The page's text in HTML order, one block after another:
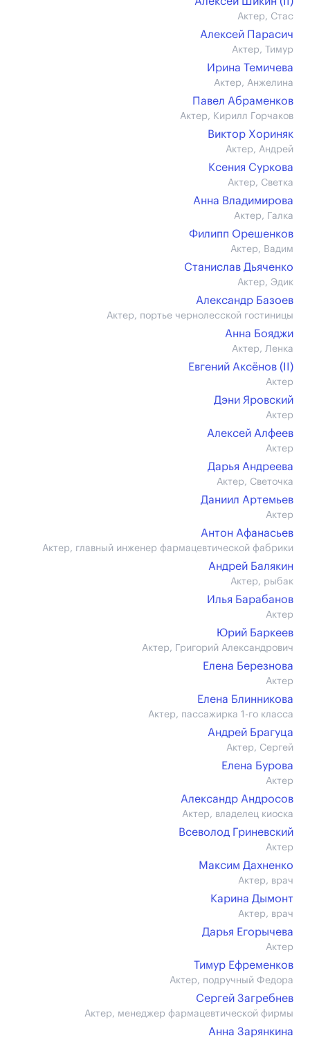
Актер, Стас
Алексей Парасич
Актер, Тимур
Ирина Темичева
Актер, Анжелина
Павел Абраменков
Актер, Кирилл Горчаков
Виктор Хориняк
Актер, Андрей
Ксения Суркова
Актер, Светка
Анна Владимирова
Актер, Галка
Филипп Орешенков
Актер, Вадим
Станислав Дьяченко
Актер, Эдик
Александр Базоев
Актер, портье чернолесской гостиницы
Анна Бояджи
Актер, Ленка
Евгений Аксёнов (II)
Актер
Дэни Яровский
Актер
Алексей Алфеев
Актер
Дарья Андреева
Актер, Светочка
Даниил Артемьев
Актер
Антон Афанасьев
Актер, главный инженер фармацевтической фабрики
Андрей Балякин
Актер, рыбак
Илья Барабанов
Актер
Юрий Баркеев
Актер, Григорий Александрович
Елена Березнова
Актер
Елена Блинникова
Актер, пассажирка 1-го класса
Андрей Брагуца
Актер, Сергей
Елена Бурова
Актер
Александр Андросов
Актер, владелец киоска
Всеволод Гриневский
Актер
Максим Дахненко
Актер, врач
Карина Дымонт
Актер, врач
Дарья Егорычева
Актер
Тимур Ефременков
Актер, подручный Федора
Сергей Загребнев
Актер, менеджер фармацевтической фирмы
Анна Зарянкина